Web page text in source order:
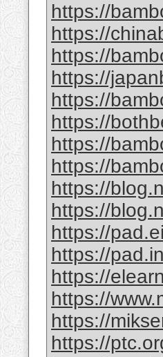
https://
https://
https://
https://
https://
https://
https://
https://
https://
https://
https://
https://
https://
https://
https://
https://